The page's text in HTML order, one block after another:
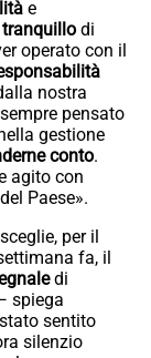
e
tranquillo di
operato con il
nostra
pensato
gestione
conto.
agito con
Paese».
per il
fa, il
di
spiega
sentito
silenzio